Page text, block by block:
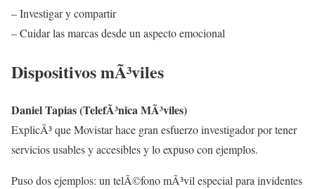
– Investigar y compartir
– Cuidar las marcas desde un aspecto emocional
Dispositivos mÃ³viles
Daniel Tapias (TelefÃ³nica MÃ³viles)
ExplicÃ³ que Movistar hace gran esfuerzo investigador por tener
servicios usables y accesibles y lo expuso con ejemplos.
Puso dos ejemplos: un telÃ©fono mÃ³vil especial para invidentes